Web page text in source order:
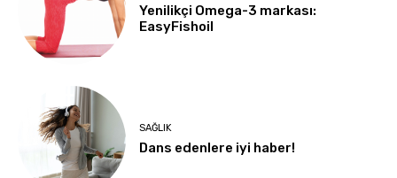
Yenilikçi Omega-3 markası:
EasyFishoil
SAĞLIK
Dans edenlere iyi haber!